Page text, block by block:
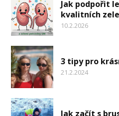
Jak podpořit
kvalitních
10.2.2026
3 tipy pro
21.2.2024
Jak začít s